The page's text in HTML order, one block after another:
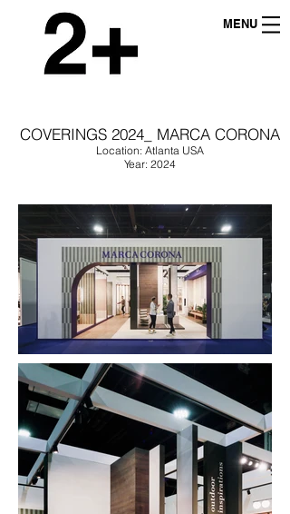
MENU
COVERINGS 2024_ MARCA CORONA
Location: Atlanta USA
Year: 2024